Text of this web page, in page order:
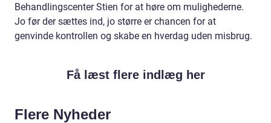
Behandlingscenter Stien for at høre om mulighederne.
Jo før der sættes ind, jo større er chancen for at
genvinde kontrollen og skabe en hverdag uden misbrug.
Få læst flere indlæg her
Flere Nyheder